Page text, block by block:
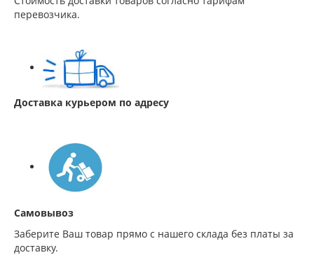
перевозчика.
Доставка курьером по адресу
Самовывоз
Заберите Ваш товар прямо с нашего склада без платы за
доставку.